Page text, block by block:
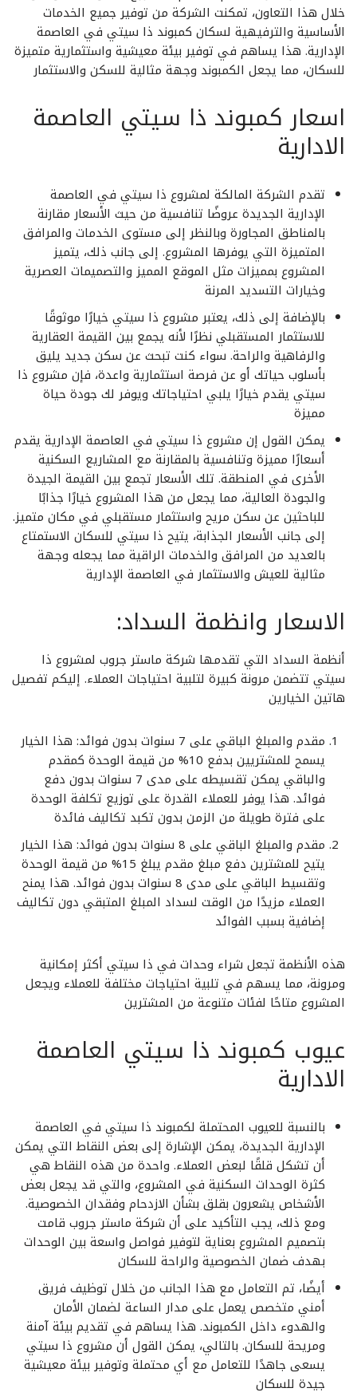
خلال هذا التعاون، تمكنت الشركة من توفير جميع الخدمات
الأساسية والترفيهية لسكان كمبوند ذا سيتي في العاصمة
الإدارية. هذا يساهم في توفير بيئة معيشية واستثمارية متميزة
للسكان، مما يجعل الكمبوند وجهة مثالية للسكن والاستثمار
اسعار كمبوند ذا سيتي العاصمة
الادارية
تقدم الشركة المالكة لمشروع ذا سيتي في العاصمة
الإدارية الجديدة عروضًا تنافسية من حيث الأسعار مقارنة
بالمناطق المجاورة وبالنظر إلى مستوى الخدمات والمرافق
المتميزة التي يوفرها المشروع. إلى جانب ذلك، يتميز
المشروع بمميزات مثل الموقع المميز والتصميمات العصرية
وخيارات التسديد المرنة
بالإضافة إلى ذلك، يعتبر مشروع ذا سيتي خيارًا موثوقًا
للاستثمار المستقبلي نظرًا لأنه يجمع بين القيمة العقارية
والرفاهية والراحة. سواء كنت تبحث عن سكن جديد يليق
بأسلوب حياتك أو عن فرصة استثمارية واعدة، فإن مشروع ذا
سيتي يقدم خيارًا يلبي احتياجاتك ويوفر لك جودة حياة
مميزة
يمكن القول إن مشروع ذا سيتي في العاصمة الإدارية يقدم
أسعارًا مميزة وتنافسية بالمقارنة مع المشاريع السكنية
الأخرى في المنطقة. تلك الأسعار تجمع بين القيمة الجيدة
والجودة العالية، مما يجعل من هذا المشروع خيارًا جذابًا
للباحثين عن سكن مريح واستثمار مستقبلي في مكان متميز.
إلى جانب الأسعار الجذابة، يتيح ذا سيتي للسكان الاستمتاع
بالعديد من المرافق والخدمات الراقية مما يجعله وجهة
مثالية للعيش والاستثمار في العاصمة الإدارية
الاسعار وانظمة السداد:
أنظمة السداد التي تقدمها شركة ماستر جروب لمشروع ذا
سيتي تتضمن مرونة كبيرة لتلبية احتياجات العملاء. إليكم تفصيل
هاتين الخيارين
مقدم والمبلغ الباقي على 7 سنوات بدون فوائد: هذا الخيار
يسمح للمشتريين بدفع 10% من قيمة الوحدة كمقدم
والباقي يمكن تقسيطه على مدى 7 سنوات بدون دفع
فوائد. هذا يوفر للعملاء القدرة على توزيع تكلفة الوحدة
على فترة طويلة من الزمن بدون تكبد تكاليف فائدة
مقدم والمبلغ الباقي على 8 سنوات بدون فوائد: هذا الخيار
يتيح للمشترين دفع مبلغ مقدم يبلغ 15% من قيمة الوحدة
وتقسيط الباقي على مدى 8 سنوات بدون فوائد. هذا يمنح
العملاء مزيدًا من الوقت لسداد المبلغ المتبقي دون تكاليف
إضافية بسبب الفوائد
هذه الأنظمة تجعل شراء وحدات في ذا سيتي أكثر إمكانية
ومرونة، مما يسهم في تلبية احتياجات مختلفة للعملاء ويجعل
المشروع متاحًا لفئات متنوعة من المشترين
عيوب كمبوند ذا سيتي العاصمة
الادارية
بالنسبة للعيوب المحتملة لكمبوند ذا سيتي في العاصمة
الإدارية الجديدة، يمكن الإشارة إلى بعض النقاط التي يمكن
أن تشكل قلقًا لبعض العملاء. واحدة من هذه النقاط هي
كثرة الوحدات السكنية في المشروع، والتي قد يجعل بعض
الأشخاص يشعرون بقلق بشأن الازدحام وفقدان الخصوصية.
ومع ذلك، يجب التأكيد على أن شركة ماستر جروب قامت
بتصميم المشروع بعناية لتوفير فواصل واسعة بين الوحدات
بهدف ضمان الخصوصية والراحة للسكان
أيضًا، تم التعامل مع هذا الجانب من خلال توظيف فريق
أمني متخصص يعمل على مدار الساعة لضمان الأمان
والهدوء داخل الكمبوند. هذا يساهم في تقديم بيئة آمنة
ومريحة للسكان. بالتالي، يمكن القول أن مشروع ذا سيتي
يسعى جاهدًا للتعامل مع أي محتملة وتوفير بيئة معيشية
جيدة للسكان